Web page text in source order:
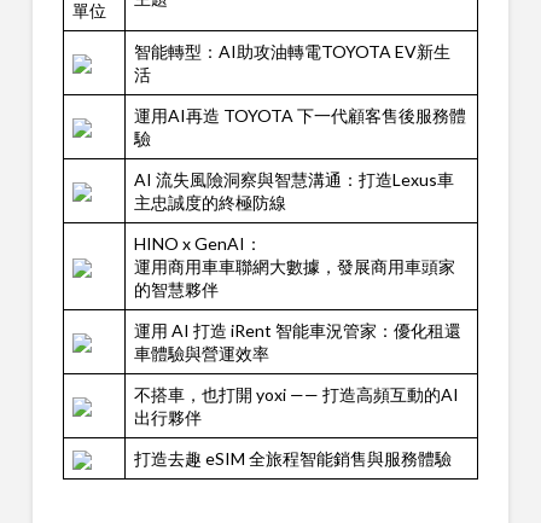
單位
智能轉型：AI助攻油轉電TOYOTA EV新生
活
運用AI再造 TOYOTA 下一代顧客售後服務體
驗
AI 流失風險洞察與智慧溝通：打造Lexus車
主忠誠度的終極防線
HINO x GenAI：
運用商用車車聯網大數據，發展商用車頭家
的智慧夥伴
運用 AI 打造 iRent 智能車況管家：優化租還
車體驗與營運效率
不搭車，也打開 yoxi —— 打造高頻互動的AI
出行夥伴
打造去趣 eSIM 全旅程智能銷售與服務體驗